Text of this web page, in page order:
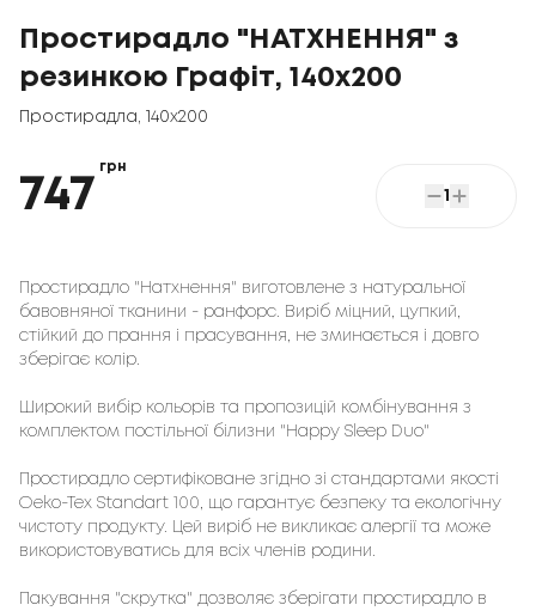
Простирадло "НАТХНЕННЯ" з
резинкою Графіт, 140x200
Простирадла 140x200
747
грн
1
Простирадло "Натхнення" виготовлене з натуральної
бавовняної тканини - ранфорс. Виріб міцний, цупкий,
стійкий до прання і прасування, не зминається і довго
зберігає колір.
Широкий вибір кольорів та пропозицій комбінування з
комплектом постільної білизни "Happy Sleep Duo"
Простирадло сертифіковане згідно зі стандартами якості
Oeko-Tex Standart 100, що гарантує безпеку та екологічну
чистоту продукту. Цей виріб не викликає алергії та може
використовуватись для всіх членів родини.
Пакування "скрутка" дозволяє зберігати простирадло в